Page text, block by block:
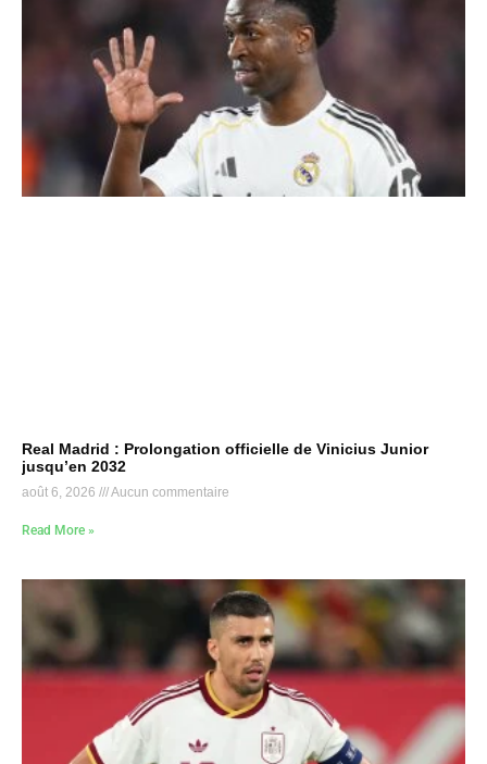
Real Madrid : Prolongation officielle de Vinicius Junior
jusqu’en 2032
août 6, 2026 Aucun commentaire
Read More »